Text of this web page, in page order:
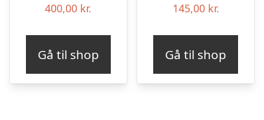
400,00 kr.
Gå til shop
145,00 kr.
Gå til shop